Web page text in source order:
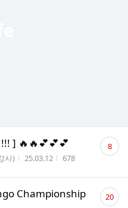
] 🔥🔥💕💕💕
사) 작성시간
25.03.12 조회수
678
댓
글 8
Championship
댓
글20